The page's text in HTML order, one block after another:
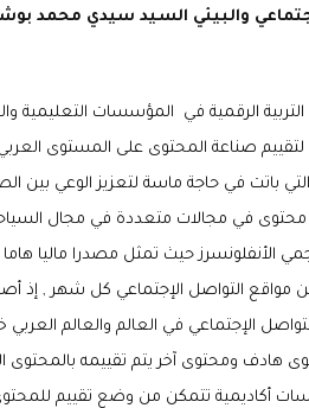
والبيئي السيد سيدي محمد
الرقمية في المؤسسات التعليمية
صناعة المحتوى على المستوى
باتت في حاجة ماسة لتعزيز الوعي بين
في مجالات متعددة في مجال السياحة
الأنفلونسرز حيث تمثل مصدرا ماليا
مواقع التواصل الإجتماعي كل شهر , إذ
الإجتماعي في العالم والعالم
هادف ومحتوى آخر يتم تقييمه
أكاديمية تتمكن من وضع تقييم